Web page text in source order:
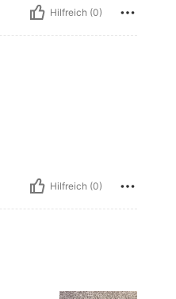
Hilfreich (0)
Hilfreich (0)